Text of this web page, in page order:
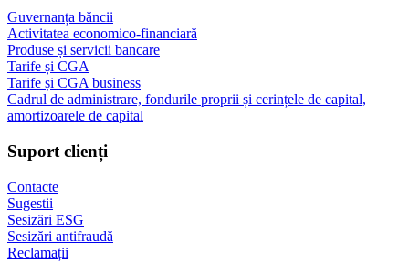
Guvernanța băncii
Activitatea economico-financiară
Produse și servicii bancare
Tarife și CGA
Tarife și CGA business
Cadrul de administrare, fondurile proprii și cerințele de capital,
amortizoarele de capital
Suport clienți
Contacte
Sugestii
Sesizări ESG
Sesizări antifraudă
Reclamații